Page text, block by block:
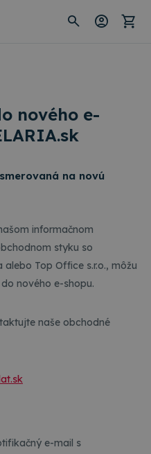
nového e-
na novú
informačnom
styku so
Top Office s.r.o., môžu
nového e-shopu.
naše obchodné
e-mail s